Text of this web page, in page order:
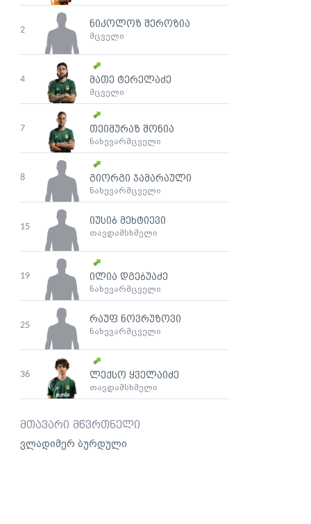
2
ნიკოლოზ შეროზია
მცველი
4 მათე ტერელაძე
მცველი
7 თეიმურაზ შონია
ნახევარმცველი
8 გიორგი ჯამარაული
ნახევარმცველი
15
იუსიბ მეხტიევი
თავდამსხმელი
19 ილია დგებუაძე
ნახევარმცველი
25
რაუფ ნოვრუზოვი
ნახევარმცველი
36 ლექსო ყველაიძე
თავდამსხმელი
მთავარი მწვრთნელი
ვლადიმერ ბურდული